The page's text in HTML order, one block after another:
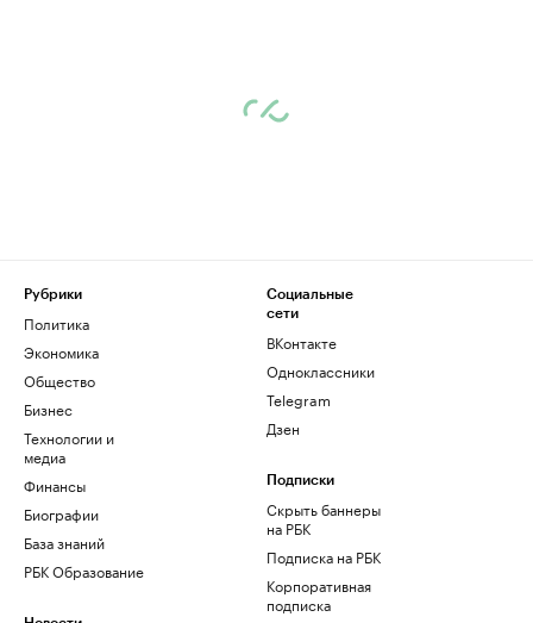
Рубрики
Политика
Экономика
Общество
Бизнес
Технологии и
медиа
Финансы
Биографии
База знаний
РБК Образование
Социальные
сети
ВКонтакте
Одноклассники
Telegram
Дзен
Подписки
Скрыть баннеры
на РБК
Подписка на РБК
Корпоративная
подписка